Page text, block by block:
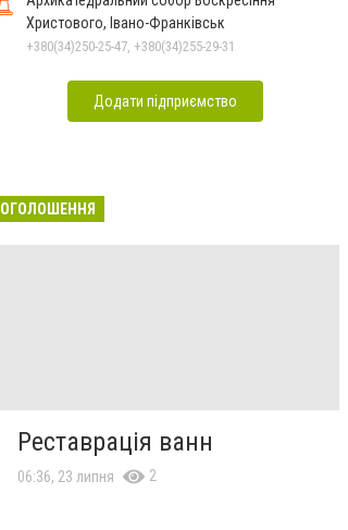
Христового, Івано-Франківськ
+380(34)250-25-47, +380(34)255-29-31
Додати підприємство
ОГОЛОШЕННЯ
Реставрація ванн
06:36, 23 липня 2